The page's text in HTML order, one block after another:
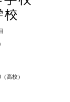
高校）